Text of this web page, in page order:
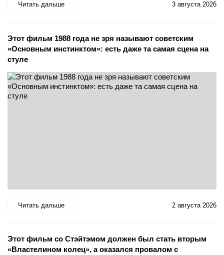
Читать дальше 3 августа 2026
Этот фильм 1988 года не зря называют советским
«Основным инстинктом»: есть даже та самая сцена на
стуле
Читать дальше 2 августа 2026
Этот фильм со Стэйтэмом должен был стать вторым
«Властелином колец», а оказался провалом с